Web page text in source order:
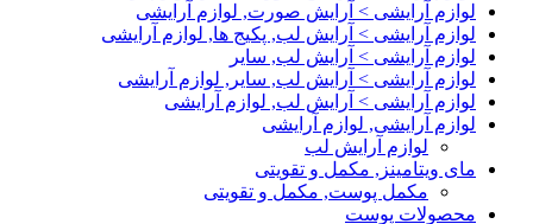
لوازم آرایشی > آرایش صورت, لوازم آرایشی
لوازم آرایشی > آرایش لب, پکیج ها, لوازم آرایشی
لوازم آرایشی > آرایش لب, سایر
لوازم آرایشی > آرایش لب, سایر, لوازم آرایشی
لوازم آرایشی > آرایش لب, لوازم آرایشی
لوازم آرایشی, لوازم آرایشی
لوازم آرایش لب
مای ویتامینز, مکمل و تقویتی
مکمل پوست, مکمل و تقویتی
محصولات پوست